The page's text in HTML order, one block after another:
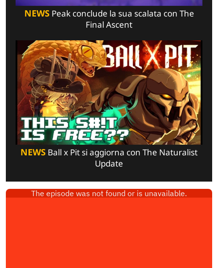
NEWSPeak conclude la sua scalata con The
Final Ascent
NEWS Ball x Pit si aggiorna con The Naturalist
Update